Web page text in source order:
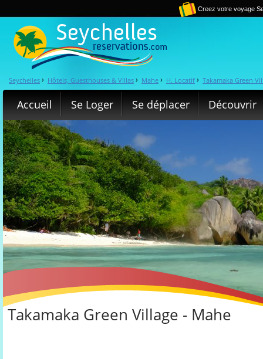
Creez votre voyage
Seychelles › Hôtels, Guesthouses & Villas › Mahe › H. Locatif › Takamaka Green
Accueil Se Loger Se déplacer Découvrir
Takamaka Green Village - Mahe